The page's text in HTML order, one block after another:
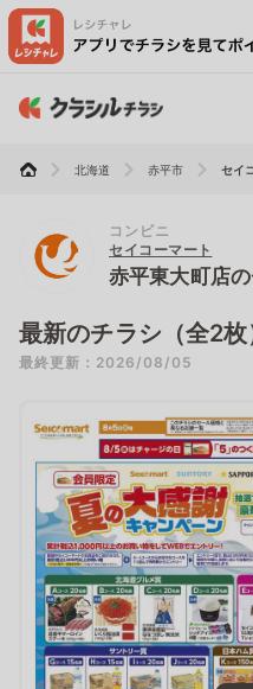
北海道 赤平市 セイ
コンビニ
セイコーマート
赤平東大町店
最新のチラシ（全2枚
最終更新：2026/08/05